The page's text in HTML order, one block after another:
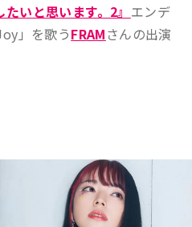
いと思います。2』 エンデ
」を歌うFRAMさんの出演